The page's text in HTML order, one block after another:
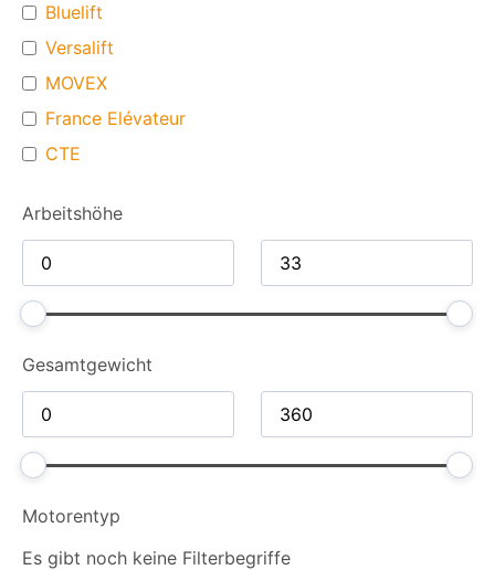
Bluelift
Versalift
MOVEX
France Elévateur
CTE
Arbeitshöhe
Gesamt­gewicht
Motorentyp
Es gibt noch keine Filterbegriffe